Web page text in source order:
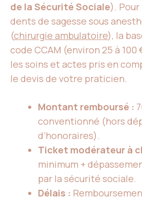
de la Sécurité Sociale).
dents de sagesse sous
(chirurgie ambulatoire), la
code CCAM (environ 25 à
les soins et actes pris en
le devis de votre praticien.
Montant remboursé :
conventionné (hors
d’honoraires).
Ticket modérateur à
minimum +
par la sécurité sociale.
Délais :